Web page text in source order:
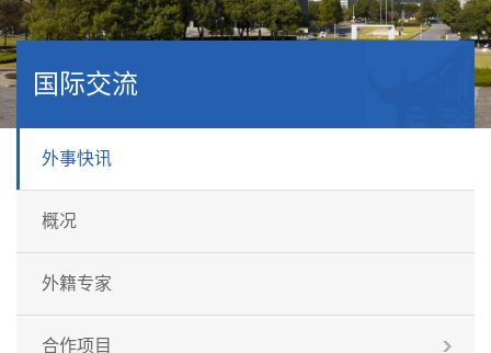
国际交流
外事快讯
概况
外籍专家
合作项目